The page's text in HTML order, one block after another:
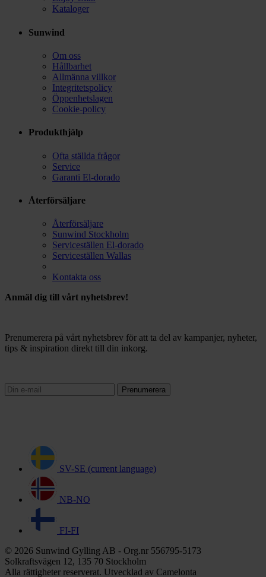
Kataloger
Sunwind
Om oss
Hållbarhet
Allmänna villkor
Integritetspolicy
Öppenhetslagen
Cookie-policy
Produkthjälp
Ofta ställda frågor
Service
Garanti El-dorado
Återförsäljare
Återförsäljare
Sunwind Stockholm
Serviceställen El-dorado
Serviceställen Wallas
Kontakta oss
Anmäl dig till vårt nyhetsbrev!
Prenumerera på vårt nyhetsbrev för att ta del av kampanjer, nyheter,
tips & inspiration direkt till din inkorg.
Prenumerera
SV-SE (current language)
NB-NO
FI-FI
© 2026 Sunwind Gylling AB - Org.nr 556795-5173
Solkraftsvägen 12, 135 70 Stockholm
Alla rättigheter reserverat. Utvecklad av Camelonta